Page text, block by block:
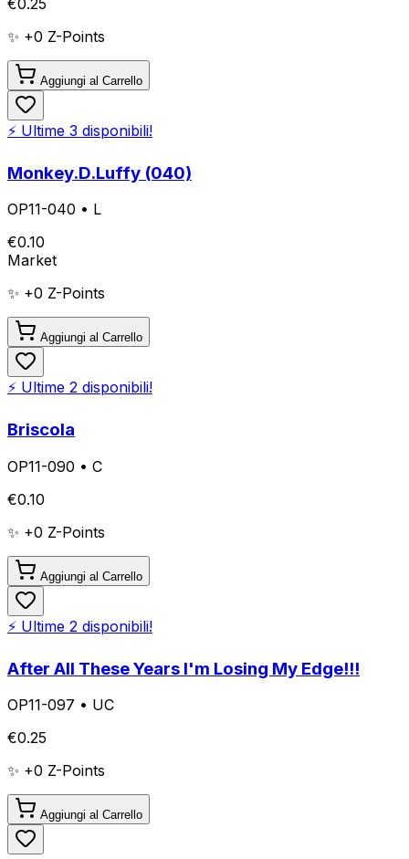
✨ +0 Z-Points
Aggiungi al Carrello
⚡ Ultime 3 disponibili!
Monkey.D.Luffy (040)
OP11-040 • L
€0.10
Market
✨ +0 Z-Points
Aggiungi al Carrello
⚡ Ultime 2 disponibili!
Briscola
OP11-090 • C
€0.10
✨ +0 Z-Points
Aggiungi al Carrello
⚡ Ultime 2 disponibili!
After All These Years I'm Losing My Edge!!!
OP11-097 • UC
€0.25
✨ +0 Z-Points
Aggiungi al Carrello